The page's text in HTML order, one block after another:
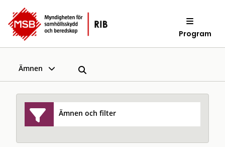
Program
Ämnen
Ämnen och filter